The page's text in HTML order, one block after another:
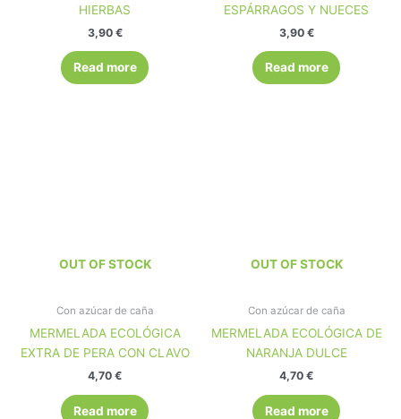
HIERBAS
3,90 €
Read more
ESPÁRRAGOS Y NUECES
3,90 €
Read more
OUT OF STOCK
Con azúcar de caña
MERMELADA ECOLÓGICA
EXTRA DE PERA CON CLAVO
4,70 €
Read more
OUT OF STOCK
Con azúcar de caña
MERMELADA ECOLÓGICA DE
NARANJA DULCE
4,70 €
Read more